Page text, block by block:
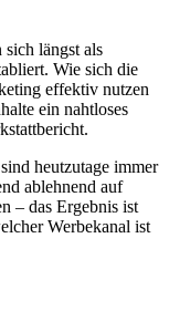
längst als
Wie sich die
effektiv nutzen
ein nahtloses
heutzutage immer
ablehnend auf
– das Ergebnis ist
Werbekanal ist